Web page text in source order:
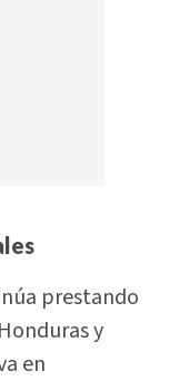
prestando
y
en